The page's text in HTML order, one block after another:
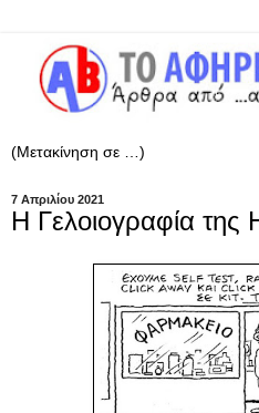
7 Απριλίου 2021
Η Γελοιογραφία